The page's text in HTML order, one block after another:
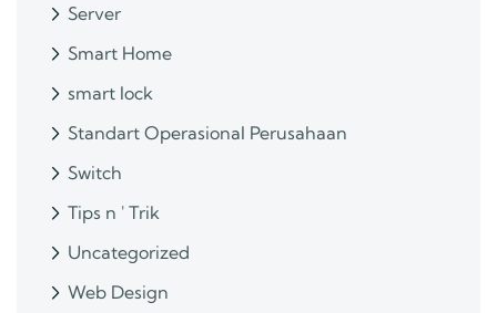
Server
Smart Home
smart lock
Standart Operasional Perusahaan
Switch
Tips n ' Trik
Uncategorized
Web Design